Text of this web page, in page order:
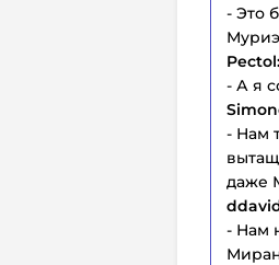
- Это
Pectol:
- А я
- Нам
даже
- Нам